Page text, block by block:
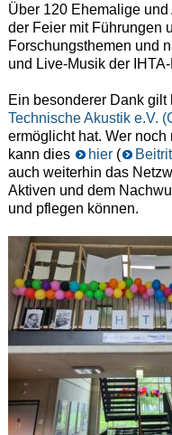
Über 120 Ehemalige
der Feier mit Führungen
Forschungsthemen und
und Live-Musik der
Ein besonderer Dank gilt
Technische Akustik e.V.
ermöglicht hat. Wer
kann dies
hier(
auch weiterhin das
Aktiven und dem
und pflegen können.